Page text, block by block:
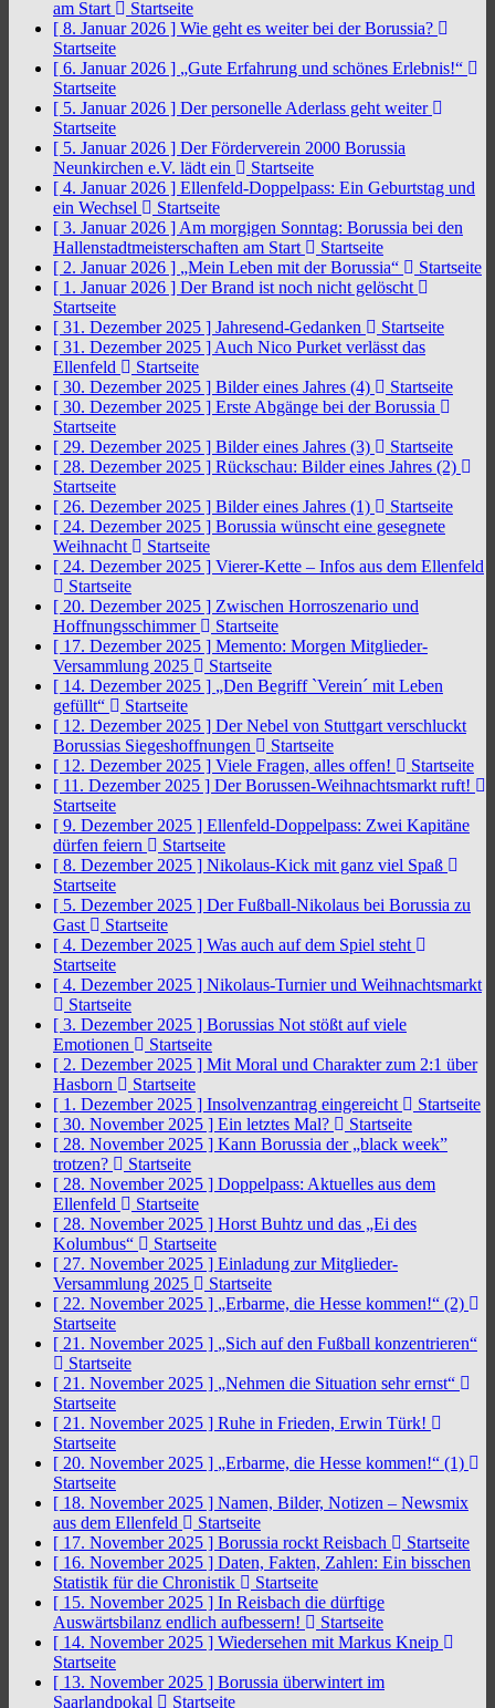
am Start
Startseite
[ 8. Januar 2026 ] Wie geht es weiter bei der Borussia?
Startseite
[ 6. Januar 2026 ] „Gute Erfahrung und schönes Erlebnis!“
Startseite
[ 5. Januar 2026 ] Der personelle Aderlass geht weiter
Startseite
[ 5. Januar 2026 ] Der Förderverein 2000 Borussia
Neunkirchen e.V. lädt ein
Startseite
[ 4. Januar 2026 ] Ellenfeld-Doppelpass: Ein Geburtstag und
ein Wechsel
Startseite
[ 3. Januar 2026 ] Am morgigen Sonntag: Borussia bei den
Hallenstadtmeisterschaften am Start
Startseite
[ 2. Januar 2026 ] „Mein Leben mit der Borussia“
Startseite
[ 1. Januar 2026 ] Der Brand ist noch nicht gelöscht
Startseite
[ 31. Dezember 2025 ] Jahresend-Gedanken
Startseite
[ 31. Dezember 2025 ] Auch Nico Purket verlässt das
Ellenfeld
Startseite
[ 30. Dezember 2025 ] Bilder eines Jahres (4)
Startseite
[ 30. Dezember 2025 ] Erste Abgänge bei der Borussia
Startseite
[ 29. Dezember 2025 ] Bilder eines Jahres (3)
Startseite
[ 28. Dezember 2025 ] Rückschau: Bilder eines Jahres (2)
Startseite
[ 26. Dezember 2025 ] Bilder eines Jahres (1)
Startseite
[ 24. Dezember 2025 ] Borussia wünscht eine gesegnete
Weihnacht
Startseite
[ 24. Dezember 2025 ] Vierer-Kette – Infos aus dem Ellenfeld
Startseite
[ 20. Dezember 2025 ] Zwischen Horroszenario und
Hoffnungsschimmer
Startseite
[ 17. Dezember 2025 ] Memento: Morgen Mitglieder-
Versammlung 2025
Startseite
[ 14. Dezember 2025 ] „Den Begriff `Verein´ mit Leben
gefüllt“
Startseite
[ 12. Dezember 2025 ] Der Nebel von Stuttgart verschluckt
Borussias Siegeshoffnungen
Startseite
[ 12. Dezember 2025 ] Viele Fragen, alles offen!
Startseite
[ 11. Dezember 2025 ] Der Borussen-Weihnachtsmarkt ruft!
Startseite
[ 9. Dezember 2025 ] Ellenfeld-Doppelpass: Zwei Kapitäne
dürfen feiern
Startseite
[ 8. Dezember 2025 ] Nikolaus-Kick mit ganz viel Spaß
Startseite
[ 5. Dezember 2025 ] Der Fußball-Nikolaus bei Borussia zu
Gast
Startseite
[ 4. Dezember 2025 ] Was auch auf dem Spiel steht
Startseite
[ 4. Dezember 2025 ] Nikolaus-Turnier und Weihnachtsmarkt
Startseite
[ 3. Dezember 2025 ] Borussias Not stößt auf viele
Emotionen
Startseite
[ 2. Dezember 2025 ] Mit Moral und Charakter zum 2:1 über
Hasborn
Startseite
[ 1. Dezember 2025 ] Insolvenzantrag eingereicht
Startseite
[ 30. November 2025 ] Ein letztes Mal?
Startseite
[ 28. November 2025 ] Kann Borussia der „black week”
trotzen?
Startseite
[ 28. November 2025 ] Doppelpass: Aktuelles aus dem
Ellenfeld
Startseite
[ 28. November 2025 ] Horst Buhtz und das „Ei des
Kolumbus“
Startseite
[ 27. November 2025 ] Einladung zur Mitglieder-
Versammlung 2025
Startseite
[ 22. November 2025 ] „Erbarme, die Hesse kommen!“ (2)
Startseite
[ 21. November 2025 ] „Sich auf den Fußball konzentrieren“
Startseite
[ 21. November 2025 ] „Nehmen die Situation sehr ernst“
Startseite
[ 21. November 2025 ] Ruhe in Frieden, Erwin Türk!
Startseite
[ 20. November 2025 ] „Erbarme, die Hesse kommen!“ (1)
Startseite
[ 18. November 2025 ] Namen, Bilder, Notizen – Newsmix
aus dem Ellenfeld
Startseite
[ 17. November 2025 ] Borussia rockt Reisbach
Startseite
[ 16. November 2025 ] Daten, Fakten, Zahlen: Ein bisschen
Statistik für die Chronistik
Startseite
[ 15. November 2025 ] In Reisbach die dürftige
Auswärtsbilanz endlich aufbessern!
Startseite
[ 14. November 2025 ] Wiedersehen mit Markus Kneip
Startseite
[ 13. November 2025 ] Borussia überwintert im
Saarlandpokal
Startseite